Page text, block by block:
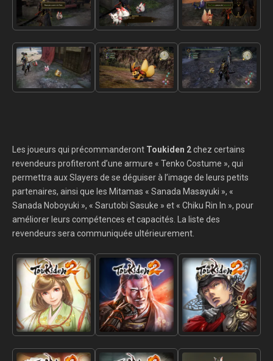
Les joueurs qui précommanderont Toukiden 2chez certains
revendeurs profiteront d’une armure « Tenko Costume », qui
permettra aux Slayers de se déguiser à l’image de leurs petits
partenaires, ainsi que les Mitamas « Sanada Masayuki », «
Sanada Noboyuki », « Sarutobi Sasuke » et « Chiku Rin In », pour
améliorer leurs compétences et capacités. La liste des
revendeurs sera communiquée ultérieurement.